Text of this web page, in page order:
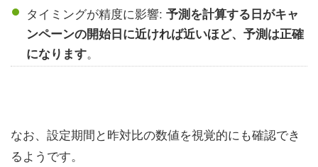
タイミングが精度に影響:予測を計算する日がキャ
ンペーンの開始日に近ければ近いほど、予測は正確
になります。
なお、設定期間と昨対比の数値を視覚的にも確認でき
るようです。